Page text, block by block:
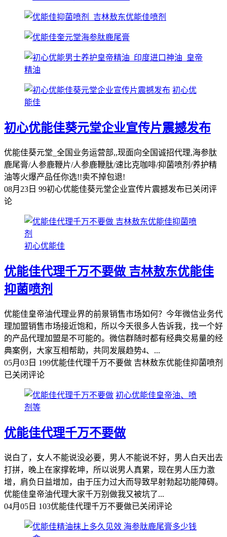
初心优
能佳
初心优能佳葵元堂企业宣传片震撼发布
优能佳葵元堂_全国业务运营部,,现面向全国诚招代理,海参肽
鹿尾膏/人参鹿鞭片/人参鹿鞭肽/速比克咖啡/抑菌喷剂/养护精
油等火爆产品任你选!!卖不掉包退!
08月23日 99初心优能佳葵元堂企业宣传片震撼发布已关闭评
论
初心优能佳
优能佳代理千万不要做 吉林敖东优能佳
抑菌喷剂
优能佳皇帝油代理业界的前景销售市场如何？今年微信业务代
理加盟销售市场接近饱和，所以今天很多人告诉我，找一个好
的产品代理加盟是不可能的。微信群随时都有经典交易量的经
典案例，大家互相帮助，共同发展趋势4、...
05月03日 199优能佳代理千万不要做 吉林敖东优能佳抑菌喷剂
已关闭评论
初心优能佳皇帝油、喷
剂等
优能佳代理千万不要做
说白了，女人不能说没必要，男人不能说不好，男人白天出去
打拼，晚上在家撑乾坤，所以说男人真累，现在男人压力激
增，肩负日益增加，由于压力过大而导致早射勃起功能障碍。
优能佳皇帝油代理大家千万别做我又被坑了...
04月05日 103优能佳代理千万不要做已关闭评论